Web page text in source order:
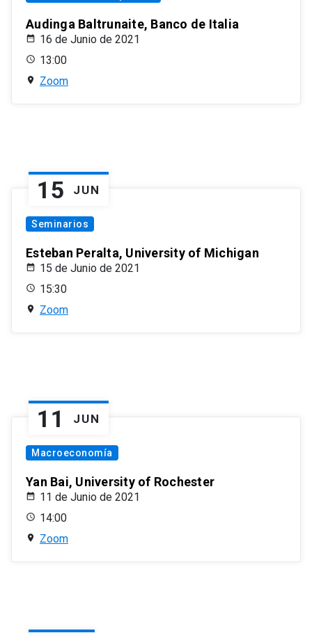
Audinga Baltrunaite, Banco de Italia
16 de Junio de 2021
13:00
Zoom
15 JUN
Seminarios
Esteban Peralta, University of Michigan
15 de Junio de 2021
15:30
Zoom
11 JUN
Macroeconomía
Yan Bai, University of Rochester
11 de Junio de 2021
14:00
Zoom